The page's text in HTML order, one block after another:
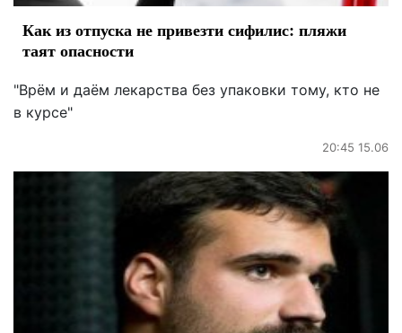
Как из отпуска не привезти сифилис: пляжи
таят опасности
"Врём и даём лекарства без упаковки тому, кто не
в курсе"
20:45 15.06